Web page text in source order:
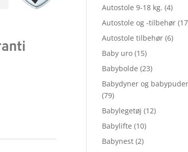
Autostole 9-18 kg. (4)
Autostole og -tilbehør
Autostole tilbehør (6)
Baby uro (15)
Babybolde (23)
Babydyner og babypuder
(79)
Babylegetøj (12)
Babylifte (10)
Babynest (2)